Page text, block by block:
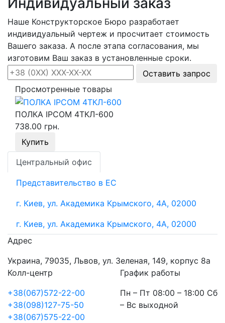
Наше Конструкторское Бюро разработает
индивидуальный чертеж и просчитает стоимость
Вашего заказа. А после этапа согласования, мы
изготовим Ваш заказ в установленные сроки.
Оставить запрос
Просмотренные товары
ПОЛКА IPCOM 4ТКЛ-600
738.00 грн.
Купить
Центральный офис
Представительство в ЕС
г. Киев, ул. Академика Крымского, 4А, 02000
г. Киев, ул. Академика Крымского, 4А, 02000
Адрес
Украина, 79035, Львов, ул. Зеленая, 149, корпус 8а
Колл-центр
+38(067)572-22-00
+38(098)127-75-50
+38(067)575-22-00
График работы
Пн – Пт 08:00 – 18:00 Сб
– Вс выходной